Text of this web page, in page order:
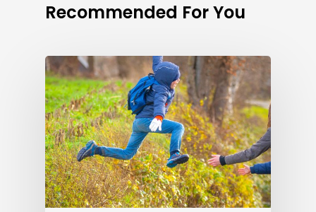
Recommended For You